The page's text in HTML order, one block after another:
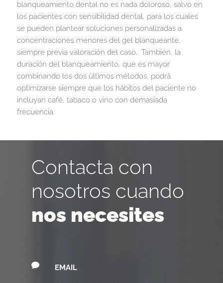
blanqueamiento dental no es nada doloroso, salvo en
los pacientes con sensibilidad dental, para los cuales
se pueden plantear soluciones personalizadas a
concentraciones menores del gel blanqueante,
siempre previa valoración del caso. También, la
duración del blanqueamiento, que es mayor
combinando los dos últimos métodos, podrá
optimizarse siempre que los hábitos del paciente no
incluyan café, tabaco o vino con demasiada
frecuencia.
Contacta con
nosotros cuando
nos necesites
 EMAIL